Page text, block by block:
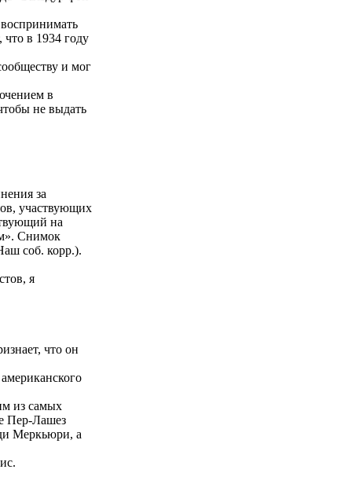
что в 1934 году
и мог
в
не выдать
за
участвующих
на
Снимок
соб. корр.).
я
что он
из самых
Пер-Лашез
Меркьюри, а